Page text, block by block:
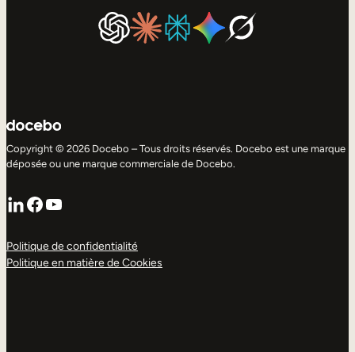
Copyright © 2026 Docebo – Tous droits réservés. Docebo est une marque
déposée ou une marque commerciale de Docebo.
LinkedIn
Facebook
YouTube
Politique de confidentialité
Politique en matière de Cookies